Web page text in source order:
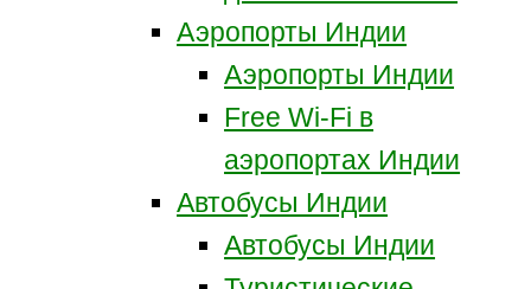
Аэропорты Индии
Аэропорты Индии
Free Wi-Fi в
аэропортах Индии
Автобусы Индии
Автобусы Индии